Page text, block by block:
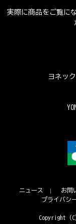
実際に商品をご覧に
ヨネッ
ニュース お問
プライバシ
Copyright